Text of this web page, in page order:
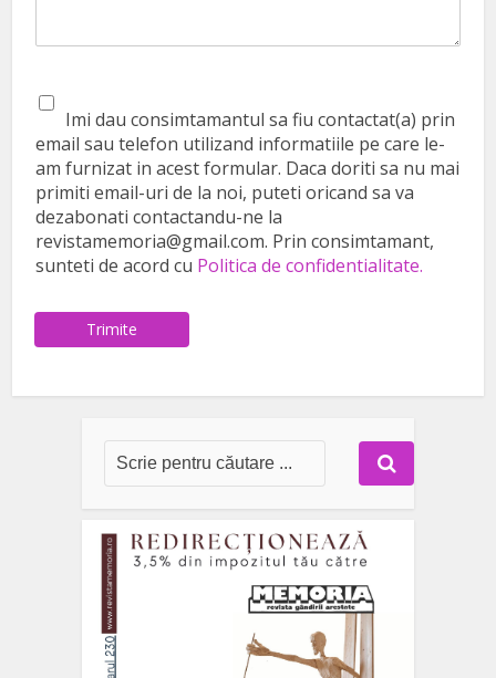
Imi dau consimtamantul sa fiu contactat(a) prin
email sau telefon utilizand informatiile pe care le-
am furnizat in acest formular. Daca doriti sa nu mai
primiti email-uri de la noi, puteti oricand sa va
dezabonati contactandu-ne la
revistamemoria@gmail.com. Prin consimtamant,
sunteti de acord cu Politica de confidentialitate.
Trimite